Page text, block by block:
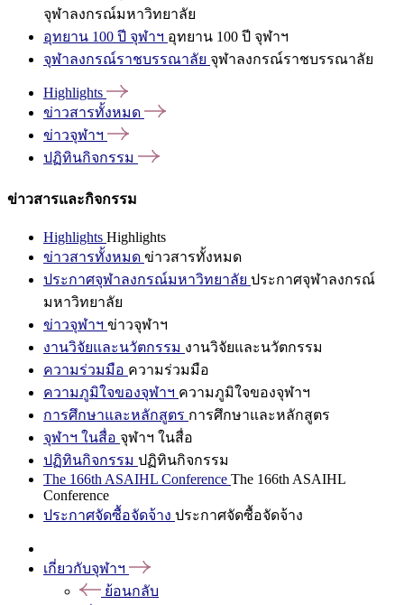
จุฬาลงกรณ์มหาวิทยาลัย
อุทยาน 100 ปี จุฬาฯ อุทยาน 100 ปี จุฬาฯ
จุฬาลงกรณ์ราชบรรณาลัย จุฬาลงกรณ์ราชบรรณาลัย
Highlights
ข่าวสารทั้งหมด
ข่าวจุฬาฯ
ปฏิทินกิจกรรม
ข่าวสารและกิจกรรม
Highlights Highlights
ข่าวสารทั้งหมด ข่าวสารทั้งหมด
ประกาศจุฬาลงกรณ์มหาวิทยาลัย ประกาศจุฬาลงกรณ์
มหาวิทยาลัย
ข่าวจุฬาฯ ข่าวจุฬาฯ
งานวิจัยและนวัตกรรม งานวิจัยและนวัตกรรม
ความร่วมมือ ความร่วมมือ
ความภูมิใจของจุฬาฯ ความภูมิใจของจุฬาฯ
การศึกษาและหลักสูตร การศึกษาและหลักสูตร
จุฬาฯ ในสื่อ จุฬาฯ ในสื่อ
ปฏิทินกิจกรรม ปฏิทินกิจกรรม
The 166th ASAIHL Conference The 166th ASAIHL
Conference
ประกาศจัดซื้อจัดจ้าง ประกาศจัดซื้อจัดจ้าง
เกี่ยวกับจุฬาฯ
ย้อนกลับ